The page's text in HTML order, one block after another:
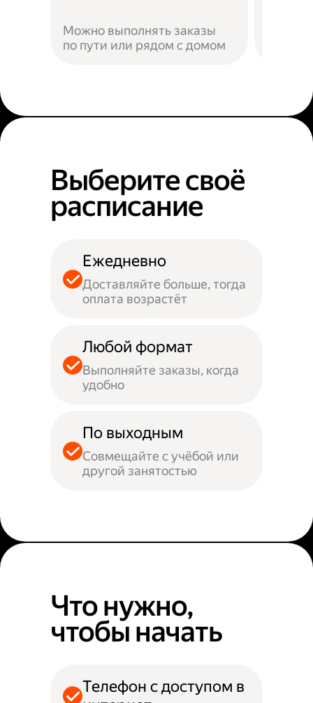
Можно выполнять заказы
по пути или рядом с домом
Выберите своё
расписание
Ежедневно
Доставляйте больше, тогда
оплата возрастёт
Любой формат
Выполняйте заказы, когда
удобно
По выходным
Совмещайте с учёбой или
другой занятостью
Что нужно,
чтобы начать
Телефон с доступом в